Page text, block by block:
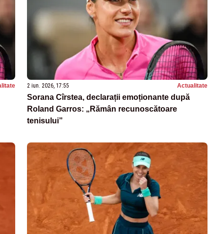
2 iun. 2026, 17:55 Actualitate
Sorana Cîrstea, declarații emoționante după
Roland Garros: „Rămân recunoscătoare
tenisului”